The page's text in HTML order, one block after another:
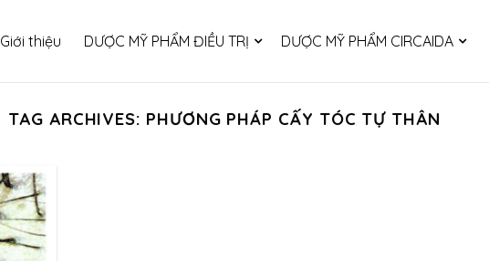
Giới thiệu DƯỢC MỸ PHẨM ĐIỀU TRỊ DƯỢC MỸ PHẨM CIRCAIDA
TAG ARCHIVES: PHƯƠNG PHÁP CẤY TÓC TỰ THÂN